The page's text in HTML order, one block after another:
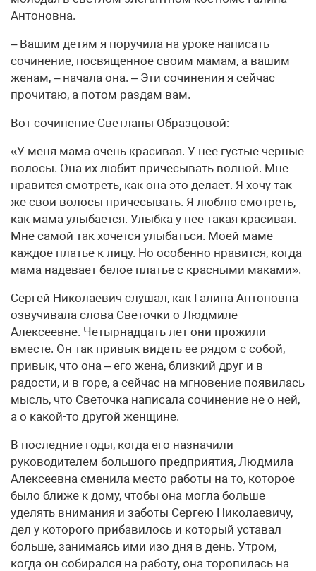
Антоновна.
– Вашим детям я поручила на уроке написать
сочинение, посвященное своим мамам, а вашим
женам, – начала она. – Эти сочинения я сейчас
прочитаю, а потом раздам вам.
Вот сочинение Светланы Образцовой:
«У меня мама очень красивая. У нее густые черные
волосы. Она их любит причесывать волной. Мне
нравится смотреть, как она это делает. Я хочу так
же свои волосы причесывать. Я люблю смотреть,
как мама улыбается. Улыбка у нее такая красивая.
Мне самой так хочется улыбаться. Моей маме
каждое платье к лицу. Но особенно нравится, когда
мама надевает белое платье с красными маками».
Сергей Николаевич слушал, как Галина Антоновна
озвучивала слова Светочки о Людмиле
Алексеевне. Четырнадцать лет они прожили
вместе. Он так привык видеть ее рядом с собой,
привык, что она – его жена, близкий друг и в
радости, и в горе, а сейчас на мгновение появилась
мысль, что Светочка написала сочинение не о ней,
а о какой-то другой женщине.
В последние годы, когда его назначили
руководителем большого предприятия, Людмила
Алексеевна сменила место работы на то, которое
было ближе к дому, чтобы она могла больше
уделять внимания и заботы Сергею Николаевичу,
дел у которого прибавилось и который уставал
больше, занимаясь ими изо дня в день. Утром,
когда он собирался на работу, она торопилась на